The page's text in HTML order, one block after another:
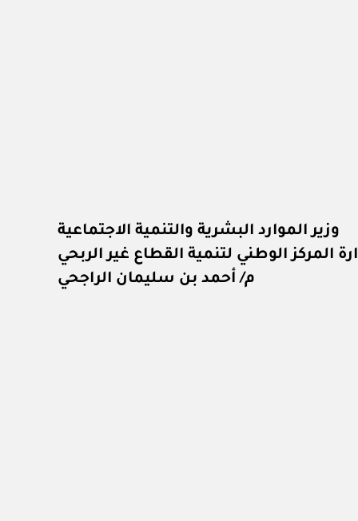
وزير الموارد البشرية والتنمية الاجتماعية
المركز الوطني لتنمية القطاع غير الربحي
م/ أحمد بن سليمان الراجحي